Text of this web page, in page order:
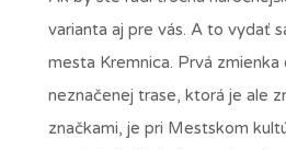
varianta aj pre vás. A to vydať
mesta Kremnica. Prvá
neznačenej trase, ktorá je ale
značkami, je pri Mestskom